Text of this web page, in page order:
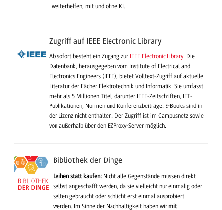
weiterhelfen, mit und ohne KI.
Zugriff auf IEEE Electronic Library
Ab sofort besteht ein Zugang zur IEEE Electronic Library. Die
Datenbank, herausgegeben vom Institute of Electrical and
Electronics Engineers (IEEE), bietet Volltext-Zugriff auf aktuelle
Literatur der Fächer Elektrotechnik und Informatik. Sie umfasst
mehr als 5 Millionen Titel, darunter IEEE-Zeitschriften, IET-
Publikationen, Normen und Konferenzbeiträge. E-Books sind in
der Lizenz nicht enthalten. Der Zugriff ist im Campusnetz sowie
von außerhalb über den EZProxy-Server möglich.
Bibliothek der Dinge
Leihen statt kaufen: Nicht alle Gegenstände müssen direkt
selbst angeschafft werden, da sie vielleicht nur einmalig oder
selten gebraucht oder schlicht erst einmal ausprobiert
werden. Im Sinne der Nachhaltigkeit haben wir mit